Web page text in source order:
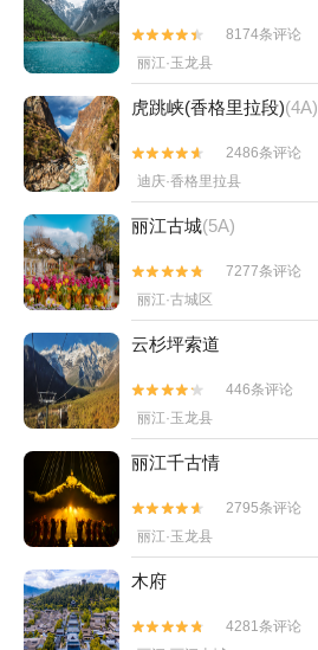


8174条评论
丽江·玉龙县
虎跳峡(香格里拉段)(4A)


2486条评论
迪庆·香格里拉县
丽江古城(5A)


7277条评论
丽江·古城区
云杉坪索道


446条评论
丽江·玉龙县
丽江千古情


2795条评论
丽江·玉龙县
木府


4281条评论